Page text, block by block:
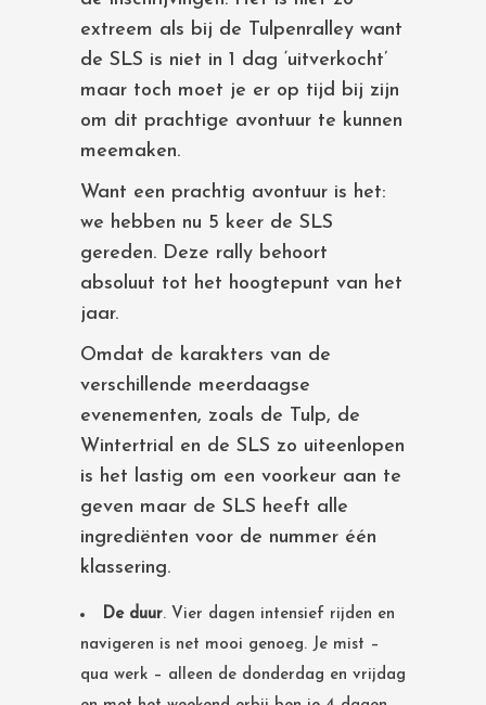
extreem als bij de Tulpenralley want
de SLS is niet in 1 dag ‘uitverkocht’
maar toch moet je er op tijd bij zijn
om dit prachtige avontuur te kunnen
meemaken.
Want een prachtig avontuur is het:
we hebben nu 5 keer de SLS
gereden. Deze rally behoort
absoluut tot het hoogtepunt van het
jaar.
Omdat de karakters van de
verschillende meerdaagse
evenementen, zoals de Tulp, de
Wintertrial en de SLS zo uiteenlopen
is het lastig om een voorkeur aan te
geven maar de SLS heeft alle
ingrediënten voor de nummer één
klassering.
De duur. Vier dagen intensief rijden en
navigeren is net mooi genoeg. Je mist –
qua werk – alleen de donderdag en vrijdag